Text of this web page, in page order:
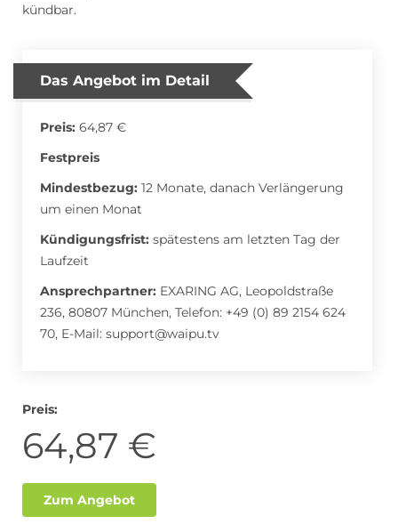
Roller Abo
Sprachlern App Abo
Süßigkeiten Abo Zeitschriften Abo
kündbar.
Das Angebot im Detail
Preis: 64,87 €
Festpreis
Mindestbezug: 12 Monate, danach Verlängerung
um einen Monat
Kündigungsfrist: spätestens am letzten Tag der
Laufzeit
Ansprechpartner: EXARING AG, Leopoldstraße
236, 80807 München, Telefon: +49 (0) 89 2154 624
70, E-Mail: support@waipu.tv
Preis:
64,87 €
Zum Angebot